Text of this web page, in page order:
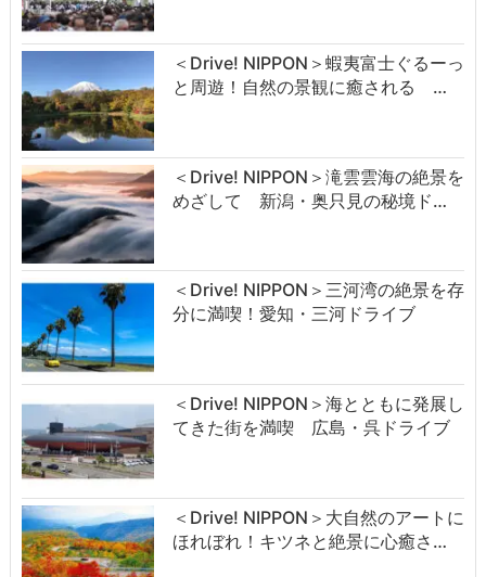
＜Drive! NIPPON＞蝦夷富士ぐるーっ
と周遊！自然の景観に癒される …
＜Drive! NIPPON＞滝雲雲海の絶景を
めざして 新潟・奥只見の秘境ド…
＜Drive! NIPPON＞三河湾の絶景を存
分に満喫！愛知・三河ドライブ
＜Drive! NIPPON＞海とともに発展し
てきた街を満喫 広島・呉ドライブ
＜Drive! NIPPON＞大自然のアートに
ほれぼれ！キツネと絶景に心癒さ…